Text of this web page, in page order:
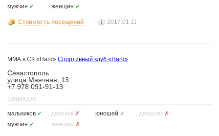
мужчин ✓ женщин ✓
Стоимость посещений 2017.01.11
ММА в СК «Hard» Спортивный клуб «Hard»
Севастополь
улица Маячная, 13
+7 978 091-91-13
СЕКЦИЯ ДЛЯ
мальчиков ✓ девочек ✗ юношей ✓ девушек ✗
мужчин ✓ женщин ✗